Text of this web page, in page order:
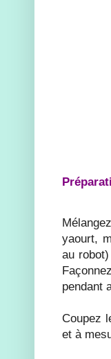
yaourt,
au
pendant
Coupez
et à